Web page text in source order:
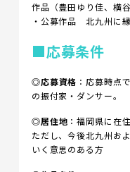
作品（豊田ゆり佳、横谷
・公募作品 北九州に
■応募条件
◎応募資格 ：応募時点
の振付家・ダンサー。
◎居住地 ：福岡県に在
ただし、今後北九州お
いく意思のある方